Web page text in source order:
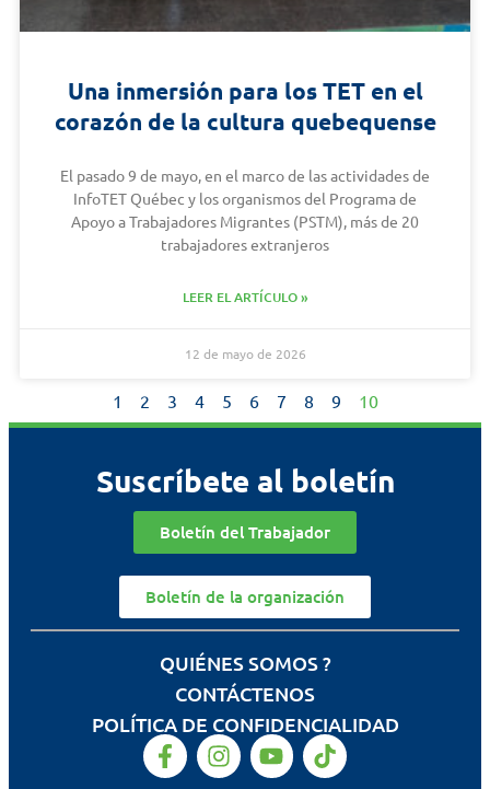
Una inmersión para los TET en el
corazón de la cultura quebequense
El pasado 9 de mayo, en el marco de las actividades de
InfoTET Québec y los organismos del Programa de
Apoyo a Trabajadores Migrantes (PSTM), más de 20
trabajadores extranjeros
LEER EL ARTÍCULO »
12 de mayo de 2026
1 2 3 4 5 6 7 8 9 10
Suscríbete al boletín
Boletín del Trabajador
Boletín de la organización
QUIÉNES SOMOS ?
CONTÁCTENOS
POLÍTICA DE CONFIDENCIALIDAD